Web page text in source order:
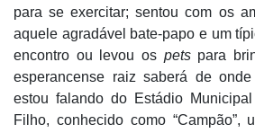
para se exercitar; sentou com os
aquele agradável bate-papo e um
encontro ou levou os petspara
esperancense raiz saberá de
estou falando do Estádio
Filho, conhecido como “Campão”,